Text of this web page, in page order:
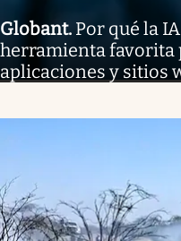
Globant. Por qué la
herramienta favorita
aplicaciones y sitios